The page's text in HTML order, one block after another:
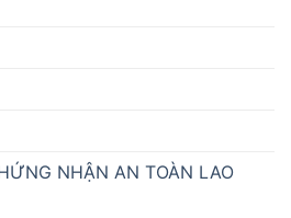
NHẬN AN TOÀN LAO